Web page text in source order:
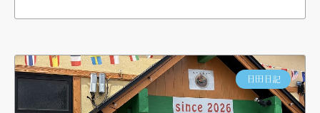
日田日記